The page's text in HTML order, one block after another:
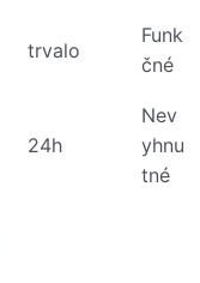
trvalo
Funk
čné
24h
Nev
yhnu
tné